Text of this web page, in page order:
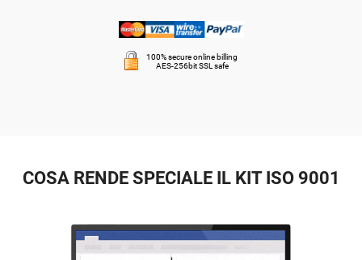
100% secure online billing
AES-256bit SSL safe
COSA RENDE SPECIALE IL KIT ISO 9001